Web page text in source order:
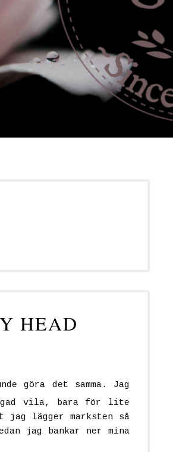
HEAD
göra det samma. Jag
vila, bara för lite
jag lägger marksten så
jag bankar ner mina